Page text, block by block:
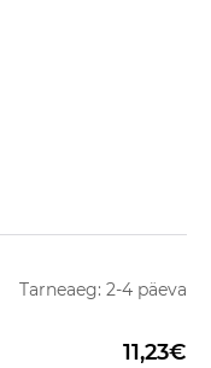
Tarneaeg: 2-4 päeva
11,23€